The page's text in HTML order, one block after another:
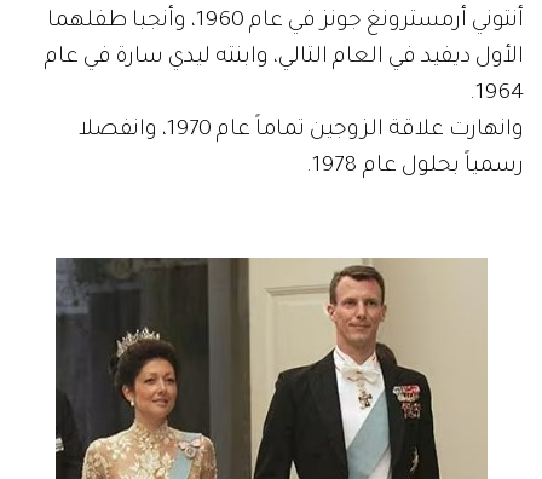
أنتوني أرمسترونغ جونز في عام 1960، وأنجبا طفلهما
الأول ديفيد في العام التالي، وابنته ليدي سارة في عام
1964.
وانهارت علاقة الزوجين تماماً عام 1970، وانفصلا
رسمياً بحلول عام 1978.